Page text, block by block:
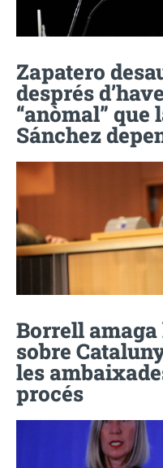
Zapatero
després
“anòmal”
Sánchez
Borrell
sobre
les
procés